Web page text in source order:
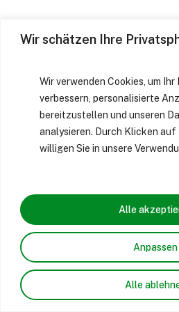
Wir schätzen Ihre
Wir verwenden Cookies, um
verbessern, personalisierte
bereitzustellen und unseren
analysieren. Durch Klicken
willigen Sie in unsere
Anpassen
Alle
Alle